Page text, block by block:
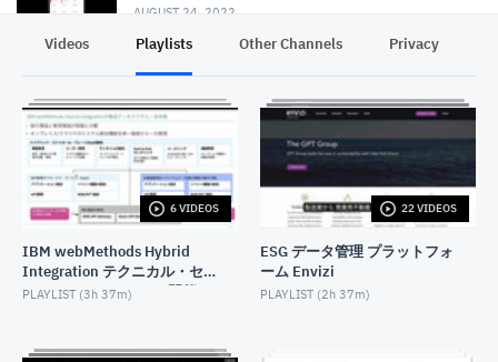
AUGUST 24, 2022
Maximo Mobile 保全作業デモ (字幕解説版)
DECEMBER 2, 2022
作業指示書入力をモバイルアプリで効率化
AUGUST 24, 2022
セルフサービスを活用した保全業務
Videos Playlists Other Channels Privacy
6 VIDEOS
IBM webMethods Hybrid
Integration テクニカル・セ
ミナー（2025/12/16 開催）
PLAYLIST (3h 37m)
22 VIDEOS
ESG データ管理 プラットフォ
ーム Envizi
PLAYLIST (2h 37m)